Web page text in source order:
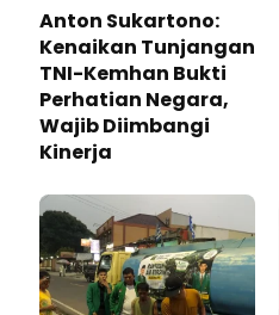
Anton Sukartono:
Kenaikan Tunjangan
TNI-Kemhan Bukti
Perhatian Negara,
Wajib Diimbangi
Kinerja